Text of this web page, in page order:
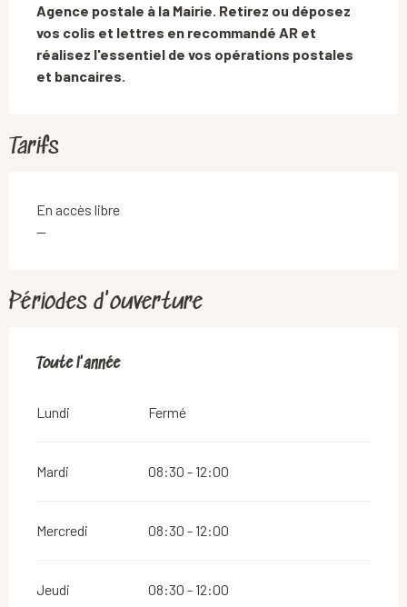
Agence postale à la Mairie. Retirez ou déposez
vos colis et lettres en recommandé AR et
réalisez l'essentiel de vos opérations postales
et bancaires.
Tarifs
En accès libre
—
Périodes d'ouverture
Toute l'année
Toute l'année
Lundi Fermé
Mardi 08:30 - 12:00
Mercredi 08:30 - 12:00
Jeudi 08:30 - 12:00